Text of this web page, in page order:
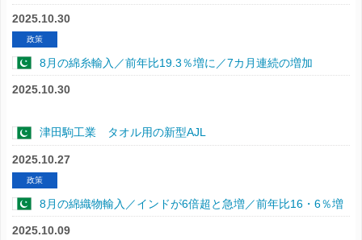
2025.10.30
政策
8月の綿糸輸入／前年比19.3％増に／7カ月連続の増加
2025.10.30
津田駒工業 タオル用の新型AJL
2025.10.27
政策
8月の綿織物輸入／インドが6倍超と急増／前年比16・6％増
2025.10.09